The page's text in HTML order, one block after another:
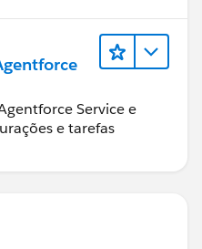
Service e
e tarefas